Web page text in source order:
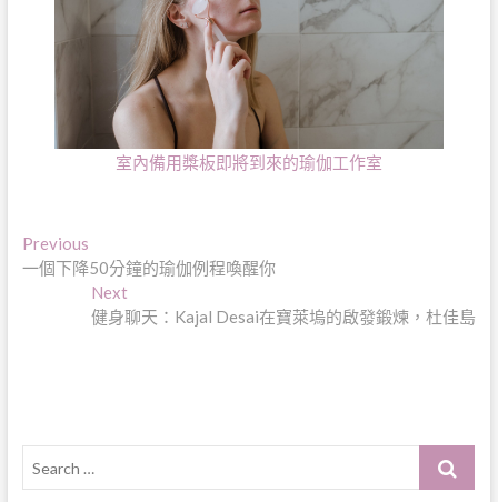
室內備用槳板即將到來的瑜伽工作室
文
章
PreviousPrevious
post:
一個下降50分鐘的瑜伽例程喚醒你
NextNext
post:
健身聊天：Kajal Desai在寶萊塢的啟發鍛煉，杜佳島
Search